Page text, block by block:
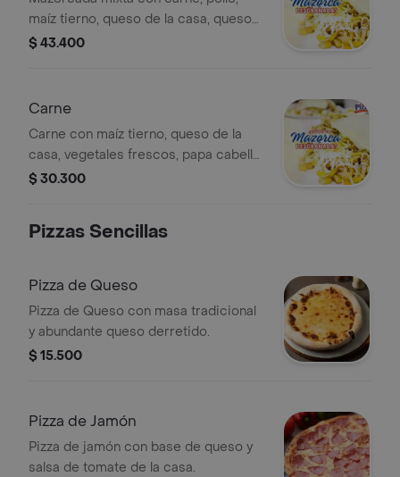
maíz tierno, queso de la casa, queso
costeño, vegetales frescos, papa
$ 43.400
Carne
Carne con maíz tierno, queso de la
casa, vegetales frescos, papa cabello
de ángel y salsa de la casa.
$ 30.300
Pizzas Sencillas
Pizza de Queso
Pizza de Queso con masa tradicional
y abundante queso derretido.
$ 15.500
Pizza de Jamón
Pizza de jamón con base de queso y
salsa de tomate de la casa.